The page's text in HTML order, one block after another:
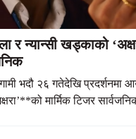
र न्यान्सी खड्काको
भदौ २६ गतेदेखि प्रदर्शनमा
मार्मिक टिजर